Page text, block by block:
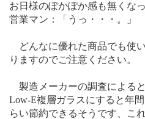
お日様のぽかぽか感も無くな
営業マン：「うっ・・・。」
どんなに優れた商品でも使
りますのでご注意ください。
製造メーカーの調査による
Low-E複層ガラスにすると年
らい節約できるそうです、こ